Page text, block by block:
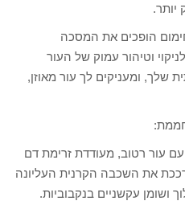
יותר.
הופכים את המסכה
וטיהור עמוק של העור
שלך, ומעניקים לך עור מאוזן,
עור רטוב, מעודדת זרימת דם
את השכבה הקרנית העליונה
ושומן עקשניים בנקבוביות.